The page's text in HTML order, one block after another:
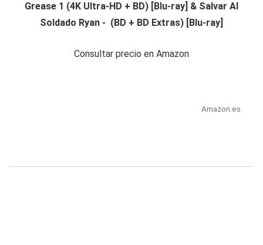
Grease 1 (4K Ultra-HD + BD) [Blu-ray] & Salvar Al
Soldado Ryan - (BD + BD Extras) [Blu-ray]
Consultar precio en Amazon
Amazon.es